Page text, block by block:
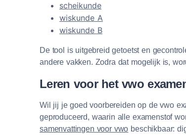
scheikunde
wiskunde A
wiskunde B
De tool is uitgebreid getoetst en
andere vakken. Zodra dat mogelijk is,
Leren voor het vwo
Wil jij je goed voorbereiden op de vwo
geproduceerd, waarin alle examenstof
samenvattingen voor vwo beschikbaar: